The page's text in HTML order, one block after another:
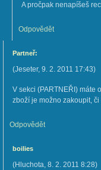
A pročpak nenapíšeš
Odpovědět
Partneř:
(Jeseter, 9. 2. 2011 17:43)
V sekci (PARTNEŘI) máte
zboží je možno zakoupit,
Odpovědět
boilies
(Hluchota, 8. 2. 2011 8:28)